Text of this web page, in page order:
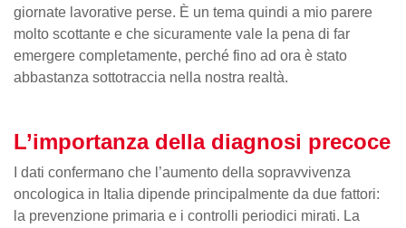
giornate lavorative perse. È un tema quindi a mio parere
molto scottante e che sicuramente vale la pena di far
emergere completamente, perché fino ad ora è stato
abbastanza sottotraccia nella nostra realtà.
L’importanza della diagnosi precoce
I dati confermano che l’aumento della sopravvivenza
oncologica in Italia dipende principalmente da due fattori:
la prevenzione primaria e i controlli periodici mirati. La